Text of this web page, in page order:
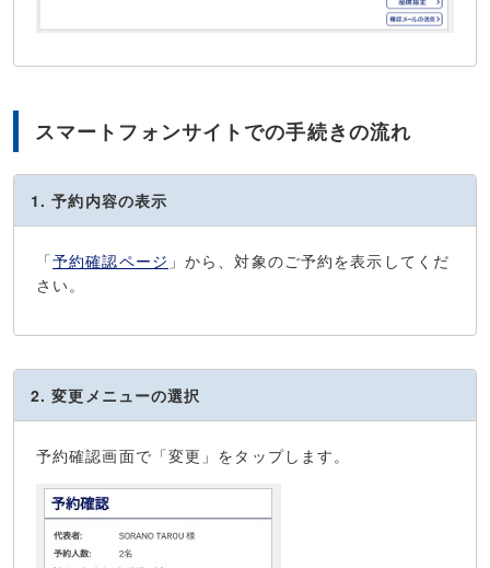
スマートフォンサイトでの手続きの流れ
1. 予約内容の表示
「予約確認ページ 」から、対象のご予約を表示してくだ
さい。
2. 変更メニューの選択
予約確認画面で「変更」をタップします。